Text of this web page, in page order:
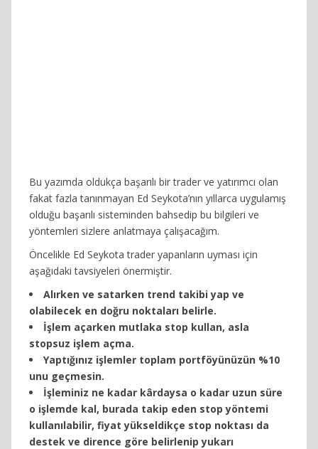
Bu yazımda oldukça başarılı bir trader ve yatırımcı olan
fakat fazla tanınmayan Ed Seykota’nın yıllarca uygulamış
olduğu başarılı sisteminden bahsedip bu bilgileri ve
yöntemleri sizlere anlatmaya çalışacağım.
Öncelikle Ed Seykota trader yapanların uyması için
aşağıdaki tavsiyeleri önermiştir.
Alırken ve satarken trend takibi yap ve
olabilecek en doğru noktaları belirle.
İşlem açarken mutlaka stop kullan, asla
stopsuz işlem açma.
Yaptığınız işlemler toplam portföyünüzün %10
unu geçmesin.
İşleminiz ne kadar kârdaysa o kadar uzun süre
o işlemde kal, burada takip eden stop yöntemi
kullanılabilir, fiyat yükseldikçe stop noktası da
destek ve dirence göre belirlenip yukarı